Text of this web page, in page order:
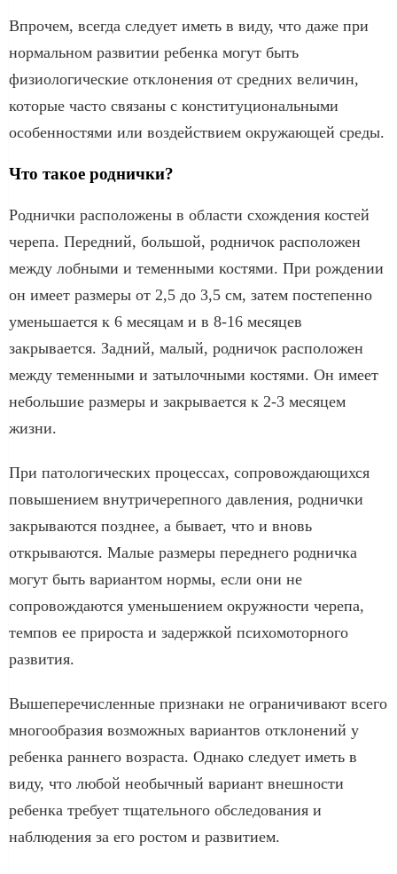
Впрочем, всегда следует иметь в виду, что даже при
нормальном развитии ребенка могут быть
физиологические отклонения от средних величин,
которые часто связаны с конституциональными
особенностями или воздействием окружающей среды.
Что такое роднички?
Роднички расположены в области схождения костей
черепа. Передний, большой, родничок расположен
между лобными и теменными костями. При рождении
он имеет размеры от 2,5 до 3,5 см, затем постепенно
уменьшается к 6 месяцам и в 8-16 месяцев
закрывается. Задний, малый, родничок расположен
между теменными и затылочными костями. Он имеет
небольшие размеры и закрывается к 2-3 месяцем
жизни.
При патологических процессах, сопровождающихся
повышением внутричерепного давления, роднички
закрываются позднее, а бывает, что и вновь
открываются. Малые размеры переднего родничка
могут быть вариантом нормы, если они не
сопровождаются уменьшением окружности черепа,
темпов ее прироста и задержкой психомоторного
развития.
Вышеперечисленные признаки не ограничивают всего
многообразия возможных вариантов отклонений у
ребенка раннего возраста. Однако следует иметь в
виду, что любой необычный вариант внешности
ребенка требует тщательного обследования и
наблюдения за его ростом и развитием.